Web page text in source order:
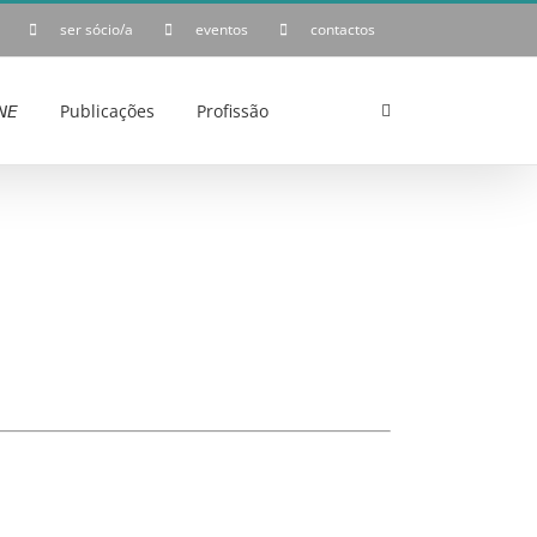
ser sócio/a eventos contactos
Publicações Profissão